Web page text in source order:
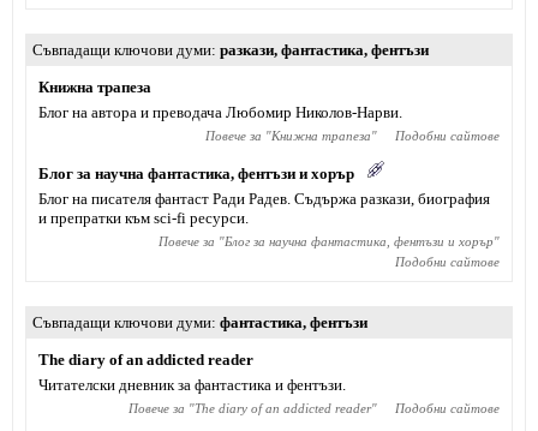
Съвпадащи ключови думи разкази, фантастика, фентъзи
Книжна трапеза
Блог на автора и преводача Любомир Николов-Нарви.
Повече за "Книжна трапеза" Подобни сайтове
Блог за научна фантастика, фентъзи и хорър
Блог на писателя фантаст Ради Радев. Съдържа разкази, биография
и препратки към sci-fi ресурси.
Повече за "Блог за научна фантастика, фентъзи и хорър"
Подобни сайтове
Съвпадащи ключови думи фантастика, фентъзи
The diary of an addicted reader
Читателски дневник за фантастика и фентъзи.
Повече за "The diary of an addicted reader" Подобни сайтове